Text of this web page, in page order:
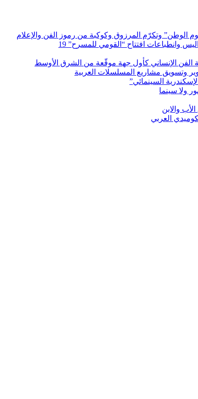
الوطن” وتكرّم المرزوق وكوكبة من رموز الفن والإعلام
وانطباعات افتتاح “القومي للمسرح” 19
الفن الإنساني كأول جهة موقّعة من الشرق الأوسط
وتسويق مشاريع المسلسلات العربية
السينمائي”
ولا سينما
والابن
العربي